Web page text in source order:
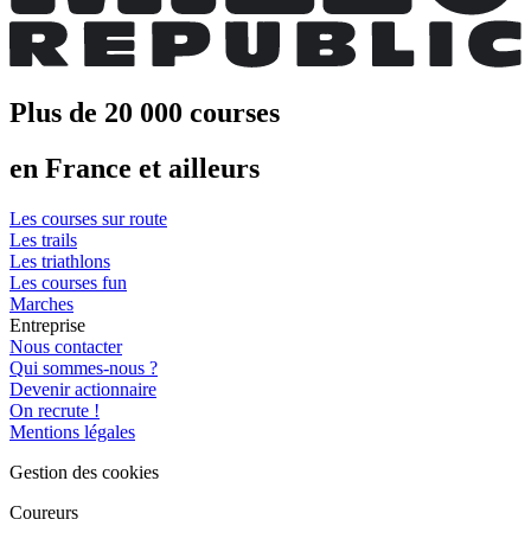
Plus de 20 000 courses
en France et ailleurs
Les courses sur route
Les trails
Les triathlons
Les courses fun
Marches
Entreprise
Nous contacter
Qui sommes-nous ?
Devenir actionnaire
On recrute !
Mentions légales
Gestion des cookies
Coureurs